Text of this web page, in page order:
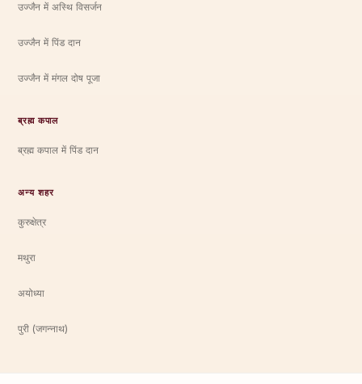
उज्जैन में अस्थि विसर्जन
उज्जैन में पिंड दान
उज्जैन में मंगल दोष पूजा
ब्रह्म कपाल
ब्रह्म कपाल में पिंड दान
अन्य शहर
कुरुक्षेत्र
मथुरा
अयोध्या
पुरी (जगन्नाथ)